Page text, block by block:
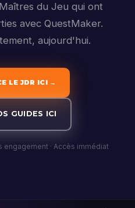
du Jeu qui ont
avec QuestMaker.
aujourd'hui.
LE JDR ICI →
GUIDES ICI
engagement · Accès immédiat